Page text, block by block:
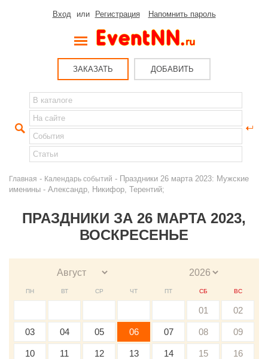
Вход или Регистрация Напомнить пароль
ЗАКАЗАТЬ ДОБАВИТЬ
Главная - Календарь событий - Праздники 26 марта 2023: Мужские
именины - Александр, Никифор, Терентий;
ПРАЗДНИКИ ЗА 26 МАРТА 2023,
ВОСКРЕСЕНЬЕ
ПН ВТ СР ЧТ ПТ СБ ВС
01 02
03 04 05 06 07 08 09
10 11 12 13 14 15 16